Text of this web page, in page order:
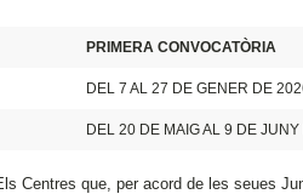
PRIMERA CONVOCATÒRIA
DEL 7 AL 27 DE GENER DE
DEL 20 DE MAIG AL 9 DE
Centres que, per acord de les seues